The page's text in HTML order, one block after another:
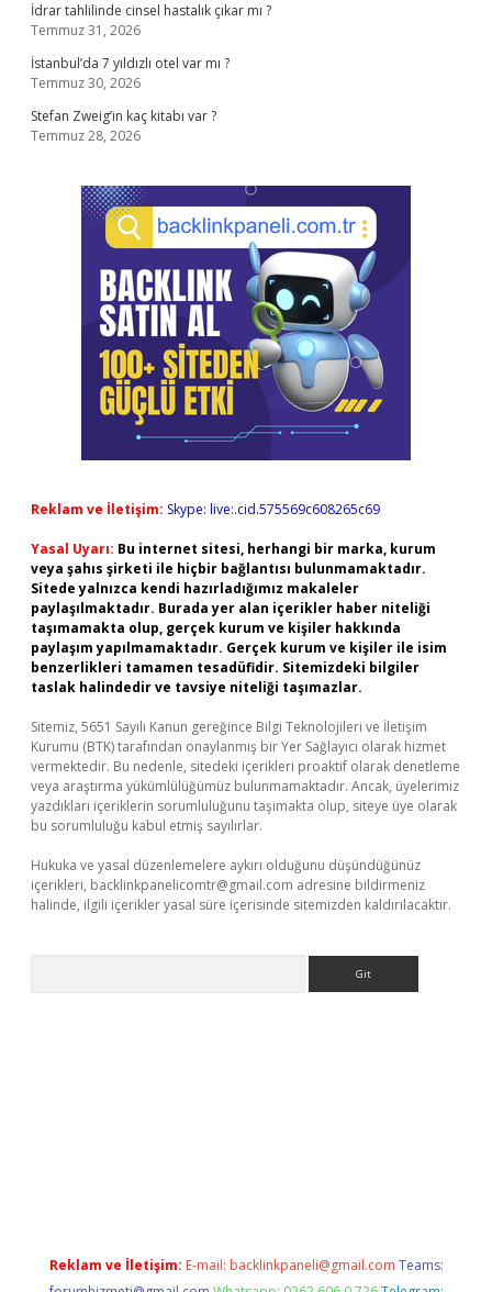
İdrar tahlilinde cinsel hastalık çıkar mı ?
Temmuz 31, 2026
İstanbul’da 7 yıldızlı otel var mı ?
Temmuz 30, 2026
Stefan Zweig’in kaç kitabı var ?
Temmuz 28, 2026
Reklam ve İletişim: Skype: live:.cid.575569c608265c69
Yasal Uyarı: Bu internet sitesi, herhangi bir marka, kurum
veya şahıs şirketi ile hiçbir bağlantısı bulunmamaktadır.
Sitede yalnızca kendi hazırladığımız makaleler
paylaşılmaktadır. Burada yer alan içerikler haber niteliği
taşımamakta olup, gerçek kurum ve kişiler hakkında
paylaşım yapılmamaktadır. Gerçek kurum ve kişiler ile isim
benzerlikleri tamamen tesadüfidir. Sitemizdeki bilgiler
taslak halindedir ve tavsiye niteliği taşımazlar.
Sitemiz, 5651 Sayılı Kanun gereğince Bilgi Teknolojileri ve İletişim
Kurumu (BTK) tarafından onaylanmış bir Yer Sağlayıcı olarak hizmet
vermektedir. Bu nedenle, sitedeki içerikleri proaktif olarak denetleme
veya araştırma yükümlülüğümüz bulunmamaktadır. Ancak, üyelerimiz
yazdıkları içeriklerin sorumluluğunu taşımakta olup, siteye üye olarak
bu sorumluluğu kabul etmiş sayılırlar.
Hukuka ve yasal düzenlemelere aykırı olduğunu düşündüğünüz
içerikleri, backlinkpanelicomtr@gmail.com adresine bildirmeniz
halinde, ilgili içerikler yasal süre içerisinde sitemizden kaldırılacaktır.
Reklam ve İletişim: E-mail: backlinkpaneli@gmail.com Teams: